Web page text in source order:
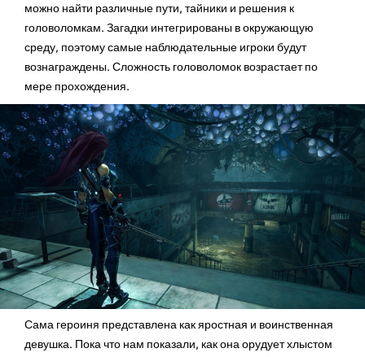
можно найти различные пути, тайники и решения к
головоломкам. Загадки интегрированы в окружающую
среду, поэтому самые наблюдательные игроки будут
вознаграждены. Сложность головоломок возрастает по
мере прохождения.
Сама героиня представлена как яростная и воинственная
девушка. Пока что нам показали, как она орудует хлыстом